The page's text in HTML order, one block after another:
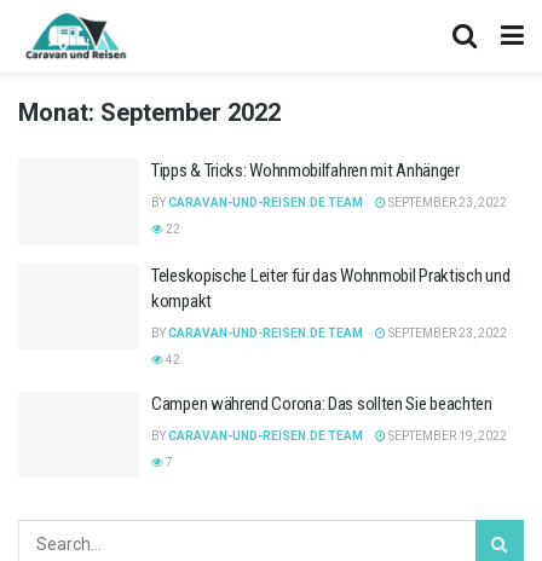
Monat: September 2022
Tipps & Tricks: Wohnmobilfahren mit Anhänger
BYCARAVAN-UND-REISEN.DE TEAM
SEPTEMBER 23, 2022
22
Teleskopische Leiter für das Wohnmobil Praktisch und
kompakt
BYCARAVAN-UND-REISEN.DE TEAM
SEPTEMBER 23, 2022
42
Campen während Corona: Das sollten Sie beachten
BYCARAVAN-UND-REISEN.DE TEAM
SEPTEMBER 19, 2022
7